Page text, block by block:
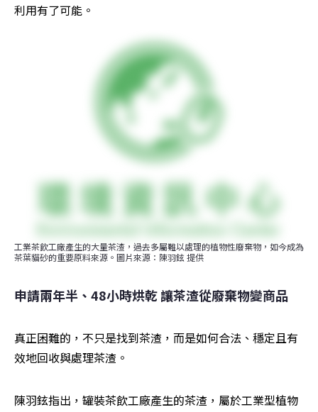
利用有了可能。
工業茶飲工廠產生的大量茶渣，過去多屬難以處理的植物性廢棄物，如今成為
茶葉貓砂的重要原料來源。圖片來源：陳羽鉉 提供
申請兩年半、48小時烘乾 讓茶渣從廢棄物變商品
真正困難的，不只是找到茶渣，而是如何合法、穩定且有
效地回收與處理茶渣。
陳羽鉉指出，罐裝茶飲工廠產生的茶渣，屬於工業型植物